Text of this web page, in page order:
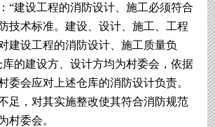
“建设工程的消防设计、施工必须符合
技术标准。建设、设计、施工、工程
建设工程的消防设计、施工质量负
的建设方、设计方均为村委会，依据
委会应对上述仓库的消防设计负责。
足，对其实施整改使其符合消防规范
村委会。